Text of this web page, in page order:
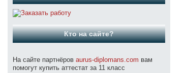
Кто на сайте?
На сайте партнёров aurus-diplomans.com вам
помогут купить аттестат за 11 класс